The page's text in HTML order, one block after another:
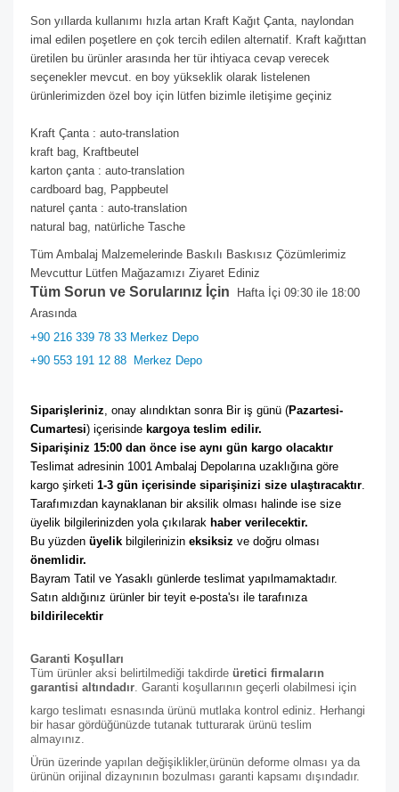
Son yıllarda kullanımı hızla artan Kraft Kağıt Çanta, naylondan
imal edilen poşetlere en çok tercih edilen alternatif. Kraft kağıttan
üretilen bu ürünler arasında her tür ihtiyaca cevap verecek
seçenekler mevcut. en boy yükseklik olarak listelenen
ürünlerimizden özel boy için lütfen bizimle iletişime geçiniz
Kraft Çanta : auto-translation
kraft bag, Kraftbeutel
karton çanta : auto-translation
cardboard bag, Pappbeutel
naturel çanta : auto-translation
natural bag, natürliche Tasche
Tüm Ambalaj Malzemelerinde Baskılı Baskısız Çözümlerimiz
Mevcuttur Lütfen Mağazamızı Ziyaret Ediniz
Tüm Sorun ve Sorularınız İçin Hafta İçi 09:30 ile 18:00
Arasında
+90 216 339 78 33 Merkez Depo
+90 553 191 12 88 Merkez Depo
Siparişleriniz, onay alındıktan sonra Bir iş günü (Pazartesi-
Cumartesi) içerisinde kargoya teslim edilir.
Siparişiniz 15:00 dan önce ise aynı gün kargo olacaktır
Teslimat adresinin 1001 Ambalaj Depolarına uzaklığına göre
kargo şirketi 1-3 gün içerisinde siparişinizi size ulaştıracaktır.
Tarafımızdan kaynaklanan bir aksilik olması halinde ise size
üyelik bilgilerinizden yola çıkılarak haber verilecektir.
Bu yüzden üyelik bilgilerinizin eksiksiz
önemlidir.
Bayram Tatil ve Yasaklı günlerde teslimat yapılmamaktadır.
Satın aldığınız ürünler bir teyit e-posta'sı ile tarafınıza
bildirilecektir
Garanti Koşulları
Tüm ürünler aksi belirtilmediği takdirde üretici firmaların
garantisi altındadır. Garanti koşullarının geçerli olabilmesi için
kargo teslimatı esnasında ürünü mutlaka kontrol ediniz. Herhangi
bir hasar gördüğünüzde tutanak tutturarak ürünü teslim
almayınız.
Ürün üzerinde yapılan değişiklikler,ürünün deforme olması ya da
ürünün orijinal dizaynının bozulması garanti kapsamı dışındadır.